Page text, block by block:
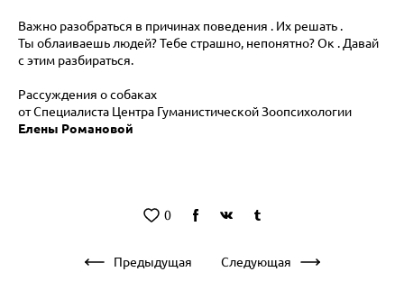
Важно разобраться в причинах поведения . Их решать .
Ты облаиваешь людей? Тебе страшно, непонятно? Ок . Давай
с этим разбираться.
Рассуждения о собаках
от Специалиста Центра Гуманистической Зоопсихологии
Елены Романовой
0
Предыдущая Следующая